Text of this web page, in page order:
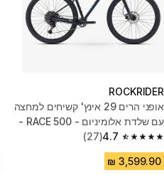
ROCKRIDER
אופני הרים 29 אינץ' קשיחים למחצה
עם שלדת אלומיניום - RACE 500 -
כחול
4.7
4.7 out of 5 stars from 27 reviews
(27)